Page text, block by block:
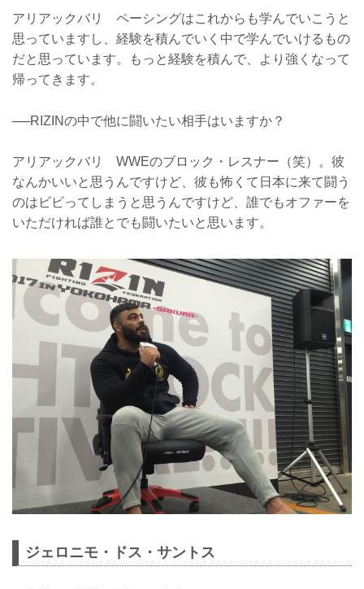
アリアックバリ ペーシングはこれからも学んでいこうと
思っていますし、経験を積んでいく中で学んでいけるもの
だと思っています。もっと経験を積んで、より強くなって
帰ってきます。
──RIZINの中で他に闘いたい相手はいますか？
アリアックバリ WWEのブロック・レスナー（笑）。彼
なんかいいと思うんですけど、彼も怖くて日本に来て闘う
のはビビってしまうと思うんですけど、誰でもオファーを
いただければ誰とでも闘いたいと思います。
ジェロニモ・ドス・サントス